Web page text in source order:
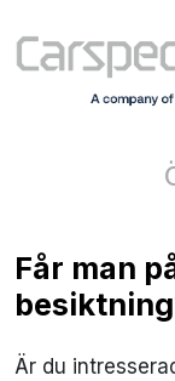
Får man
Är du